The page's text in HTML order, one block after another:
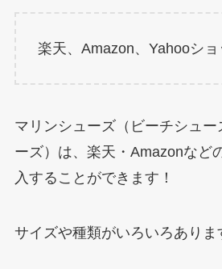
楽天、Amazon、Yahooシ
マリンシューズ（ビーチシュー
ーズ）は、楽天・Amazonなど
入することができます！
サイズや種類がいろいろありま